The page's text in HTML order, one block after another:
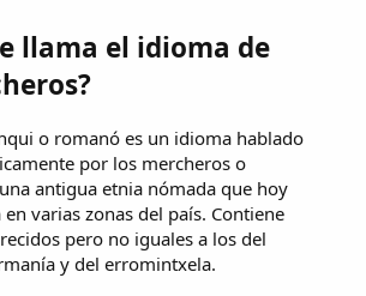
llama el idioma de
o romanó es un idioma hablado
por los mercheros o
antigua etnia nómada que hoy
en varias zonas del país. Contiene
pero no iguales a los del
y del erromintxela.